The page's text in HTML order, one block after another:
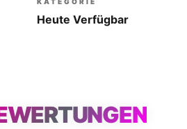
Heute Verfügbar